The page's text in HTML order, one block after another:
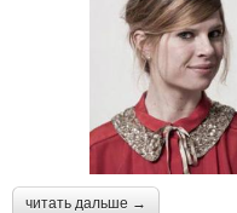
читать дальше →